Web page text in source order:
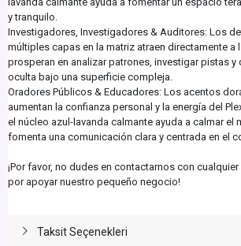
y tranquilo.
Investigadores, Investigadores & Auditores: Los
múltiples capas en la matriz atraen directamente a
prosperan en analizar patrones, investigar pistas
oculta bajo una superficie compleja.
Oradores Públicos & Educadores: Los acentos
aumentan la confianza personal y la energía del
el núcleo azul-lavanda calmante ayuda a calmar el
fomenta una comunicación clara y centrada en el
¡Por favor, no dudes en contactarnos con cualquier
por apoyar nuestro pequeño negocio!
Taksit Seçenekleri